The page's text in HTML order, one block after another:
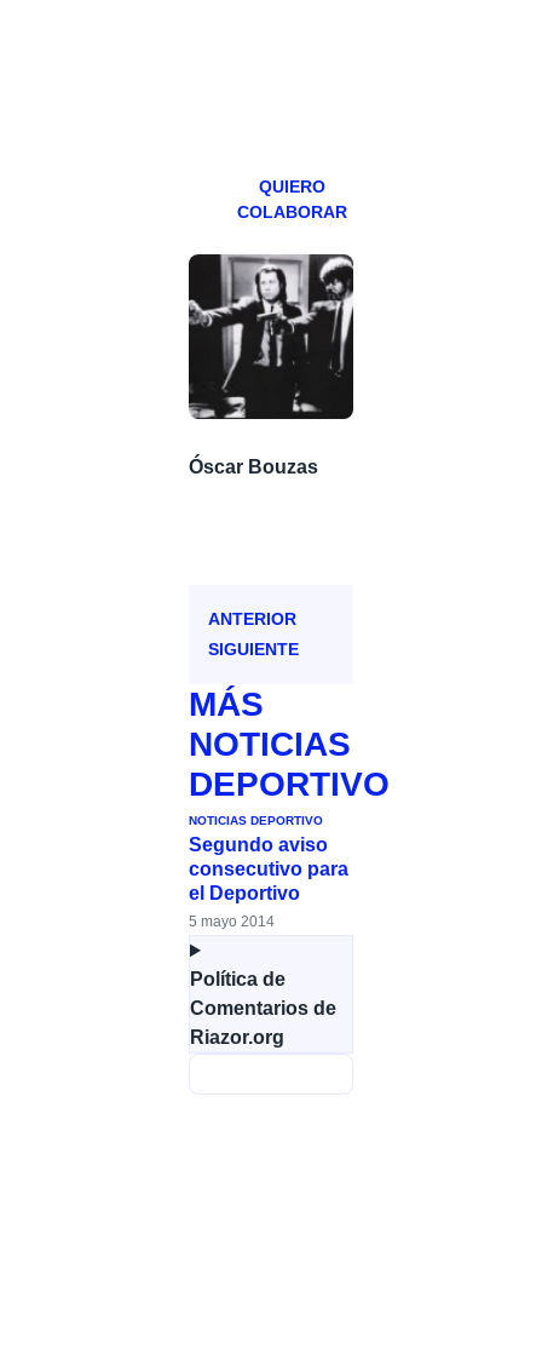
QUIERO
COLABORAR
Óscar Bouzas
ANTERIOR
SIGUIENTE
MÁS
NOTICIAS
DEPORTIVO
NOTICIAS DEPORTIVO
Segundo aviso
consecutivo para
el Deportivo
5 mayo 2014
Política de
Comentarios de
Riazor.org